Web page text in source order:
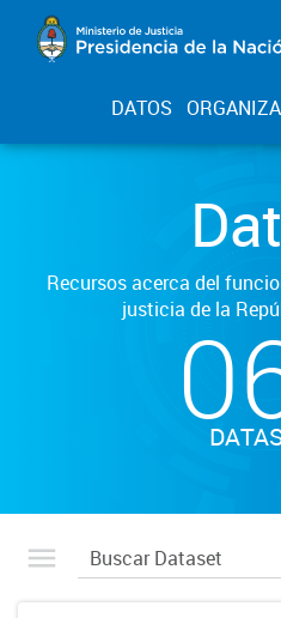
DATOS
Recursos acerca del
justicia de la